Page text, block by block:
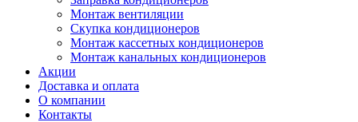
Монтаж вентиляции
Скупка кондиционеров
Монтаж кассетных кондиционеров
Монтаж канальных кондиционеров
Акции
Доставка и оплата
О компании
Контакты